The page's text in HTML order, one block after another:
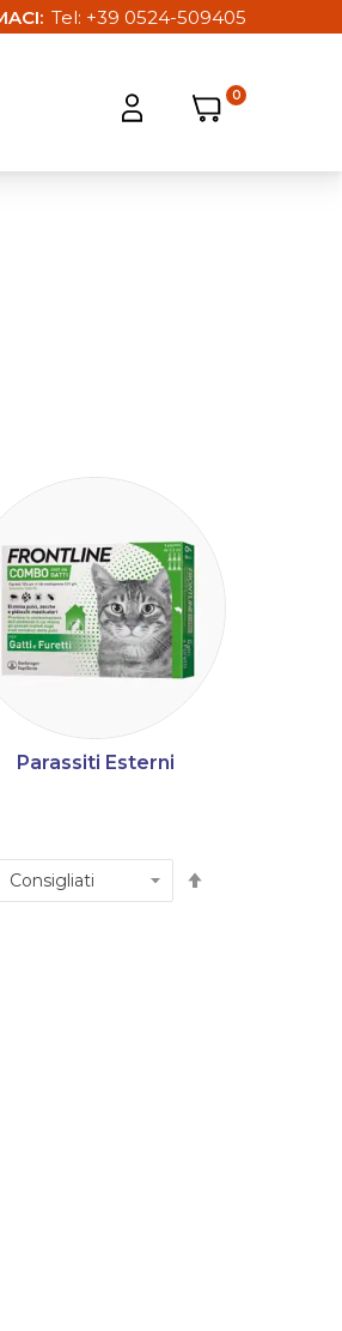
Tel: +39 0524-509405
Apri strumenti utente
Carrello
Carrello
0
Parassiti Esterni